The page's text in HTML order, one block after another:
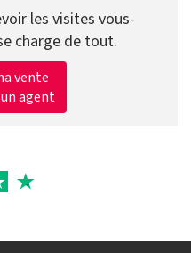
les visites vous-
charge de tout.
vente
agent